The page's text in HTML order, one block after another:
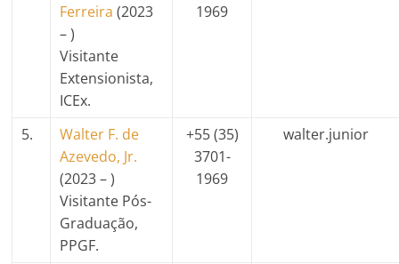
Ferreira (2023
– )
Visitante
Extensionista,
ICEx.
1969
5.
Walter F. de
Azevedo, Jr.
(2023 – )
Visitante Pós-
Graduação,
PPGF.
+55(35)
3701-
1969
walter.junior